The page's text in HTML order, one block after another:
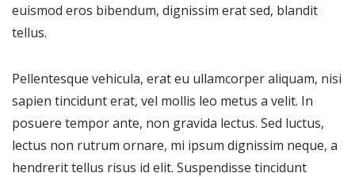
euismod eros bibendum, dignissim erat sed, blandit
tellus.
Pellentesque vehicula, erat eu ullamcorper aliquam, nisi
sapien tincidunt erat, vel mollis leo metus a velit. In
posuere tempor ante, non gravida lectus. Sed luctus,
lectus non rutrum ornare, mi ipsum dignissim neque, a
hendrerit tellus risus id elit. Suspendisse tincidunt